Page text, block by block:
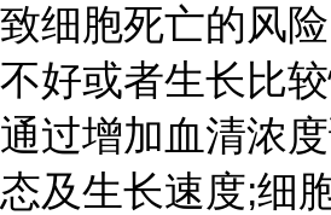
致细胞死亡的风
不好或者生长比
通过增加血清浓
态及生长速度;细